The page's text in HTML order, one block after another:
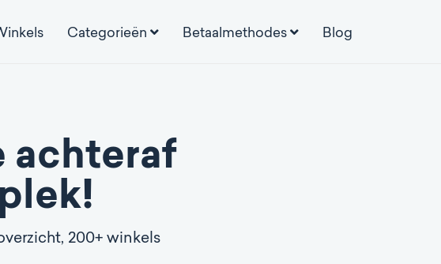
Categorieën Betaalmethodes Blog
achteraf
200+ winkels